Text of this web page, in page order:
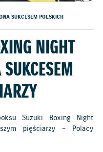
SUKCESEM POLSKICH
NIGHT
Suzuki Boxing Night
pięściarzy – Polacy